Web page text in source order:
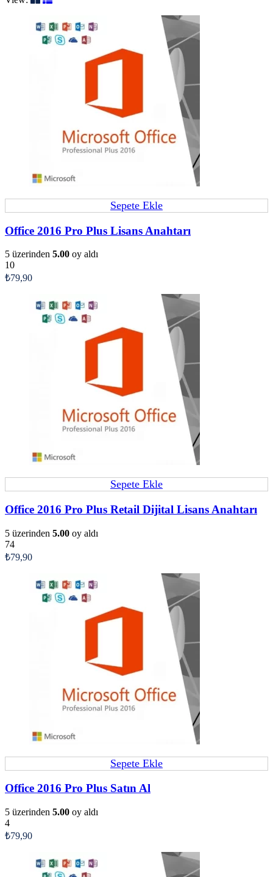
Sepete Ekle
Office 2016 Pro Plus Lisans Anahtarı
5 üzerinden 5.00 oy aldı
10
₺79,90
Sepete Ekle
Office 2016 Pro Plus Retail Dijital Lisans Anahtarı
5 üzerinden 5.00 oy aldı
74
₺79,90
Sepete Ekle
Office 2016 Pro Plus Satın Al
5 üzerinden 5.00 oy aldı
4
₺79,90